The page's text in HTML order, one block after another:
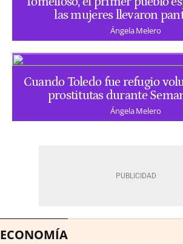
las mujeres llevaron
Ángela Melero
Cuando Toledo fue refugio
prostitutas durante
Ángela Melero
ECONOMÍA